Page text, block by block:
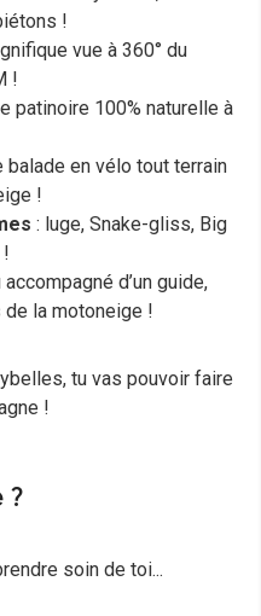
!
vue à 360° du
!
patinoire 100% naturelle à
balade en vélo tout terrain
!
: luge, Snake-gliss, Big
d’un guide,
la motoneige !
tu vas pouvoir faire
!
?
soin de toi...